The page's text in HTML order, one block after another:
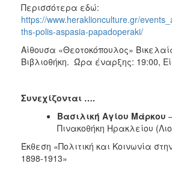
Περισσότερα εδώ:
https://www.heraklionculture.gr/
ths-polis-aspasia-papadoperaki/
Αίθουσα «Θεοτοκόπουλος»
Βιβλιοθήκη. Ώρα έναρξης: 19:00,
Συνεχίζονται ….
Βασιλική Αγίου Μάρκου
Πινακοθήκη Ηρακλείου
Έκθεση «Πολιτική και Κοινωνία
1898-1913»